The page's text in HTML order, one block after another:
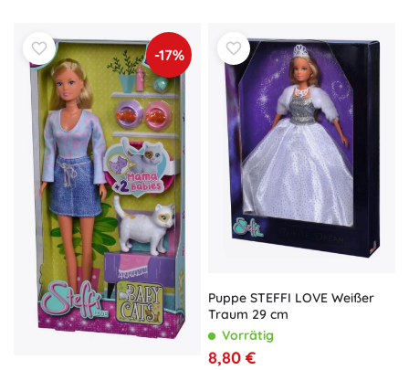
-17%
Puppe STEFFI LOVE Weißer
Traum 29 cm
Vorrätig
8,80 €